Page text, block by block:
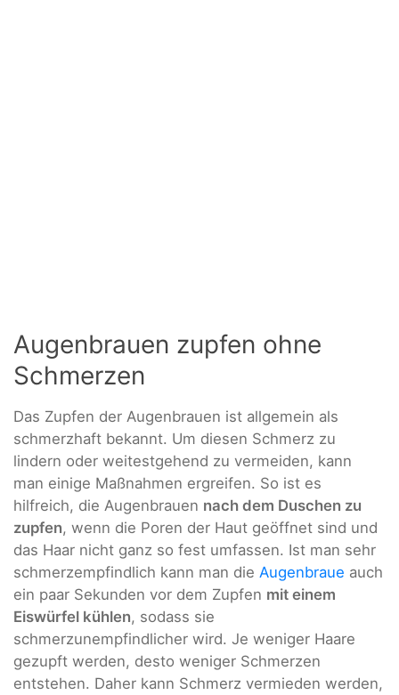
Augenbrauen zupfen ohne
Schmerzen
Das Zupfen der Augenbrauen ist allgemein als
schmerzhaft bekannt. Um diesen Schmerz zu
lindern oder weitestgehend zu vermeiden, kann
man einige Maßnahmen ergreifen. So ist es
hilfreich, die Augenbrauen nach dem Duschen zu
zupfen, wenn die Poren der Haut geöffnet sind und
das Haar nicht ganz so fest umfassen. Ist man sehr
schmerzempfindlich kann man die Augenbraue auch
ein paar Sekunden vor dem Zupfen mit einem
Eiswürfel kühlen, sodass sie
schmerzunempfindlicher wird. Je weniger Haare
gezupft werden, desto weniger Schmerzen
entstehen. Daher kann Schmerz vermieden werden,